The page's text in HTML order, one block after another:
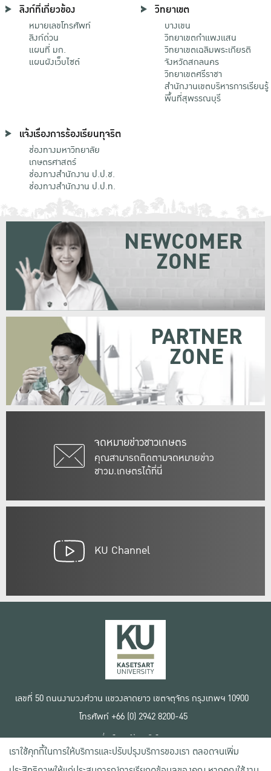
ลิงก์ที่เกี่ยวข้อง
หมายเลขโทรศัพท์
ลิงก์ด่วน
แผนที่ มก.
แผนผังเว็บไซต์
วิทยาเขต
บางเขน
วิทยาเขตกําแพงแสน
วิทยาเขตเฉลิมพระเกียรติ
จังหวัดสกลนคร
วิทยาเขตศรีราชา
สำนักงานเขตบริหารการเรียนรู้
พื้นที่สุพรรณบุรี
แจ้งเรื่องการร้องเรียนทุจริต
ช่องทางมหาวิทยาลัย
เกษตรศาสตร์
ช่องทางสำนักงาน ป.ป.ช.
ช่องทางสำนักงาน ป.ป.ท.
จดหมายข่าวชาวเกษตร
คุณสามารถติดตามจดหมายข่าว
ชาวม.เกษตรได้ที่นี่
NEWCOMER
ZONE
PARTNER
ZONE
KU Channel
เลขที่ 50 ถนนงามวงศ์วาน แขวงลาดยาว เขตจตุจักร กรุงเทพฯ 10900
โทรศัพท์ +66 (0) 2942 8200-45
เงื่อนไขการใช้งานเว็บไซต์
ข้อตกลงด้านสิทธิ์ใช้งาน
นโยบายความเป็นส่วนตัว
เราใช้คุกกี้ในการให้บริการและปรับปรุงบริการของเรา ตลอดจนเพิ่ม